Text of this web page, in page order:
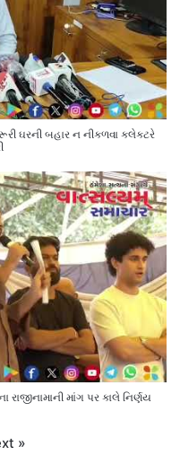
ઘરની બહાર ન નીકળવા કલેક્ટરે
રાજીનામાની માંગ પર કાલે નિર્ણય
»